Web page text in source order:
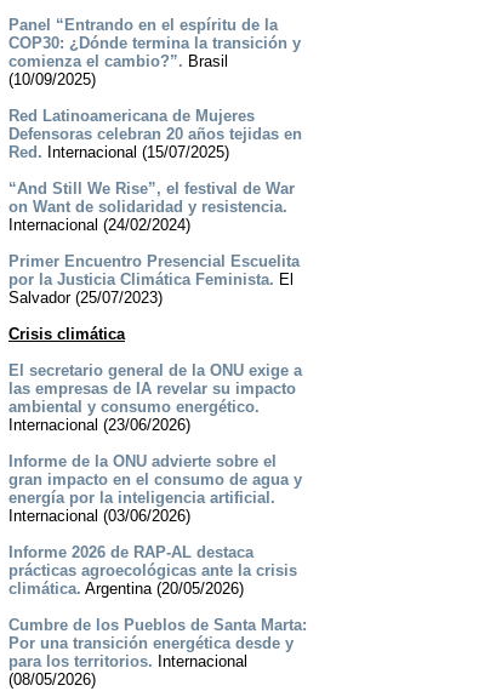
Panel “Entrando en el espíritu de la
COP30: ¿Dónde termina la transición y
comienza el cambio?”. Brasil
(10/09/2025)
Red Latinoamericana de Mujeres
Defensoras celebran 20 años tejidas en
Red. Internacional (15/07/2025)
“And Still We Rise”, el festival de War
on Want de solidaridad y resistencia.
Internacional (24/02/2024)
Primer Encuentro Presencial Escuelita
por la Justicia Climática Feminista. El
Salvador (25/07/2023)
Crisis climática
El secretario general de la ONU exige a
las empresas de IA revelar su impacto
ambiental y consumo energético.
Internacional (23/06/2026)
Informe de la ONU advierte sobre el
gran impacto en el consumo de agua y
energía por la inteligencia artificial.
Internacional (03/06/2026)
Informe 2026 de RAP-AL destaca
prácticas agroecológicas ante la crisis
climática. Argentina (20/05/2026)
Cumbre de los Pueblos de Santa Marta:
Por una transición energética desde y
para los territorios. Internacional
(08/05/2026)